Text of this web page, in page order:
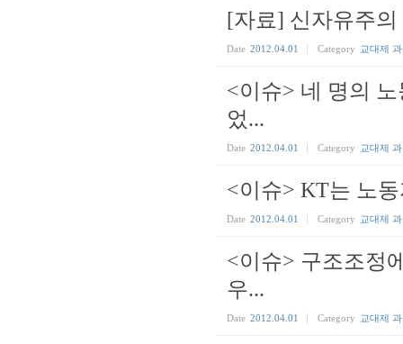
[자료] 신자유주
Date 2012.04.01 Category 교대제
<이슈> 네 명의
었...
Date 2012.04.01 Category 교대제
<이슈> KT는 노
Date 2012.04.01 Category 교대제
<이슈> 구조조정
우...
Date 2012.04.01 Category 교대제